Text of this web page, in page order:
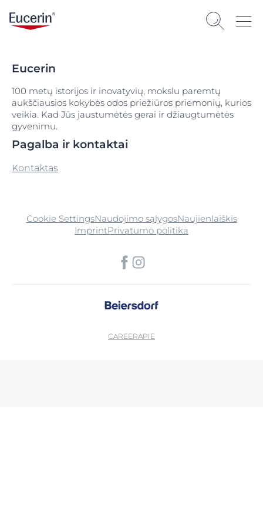
Eucerin
100 metų istorijos ir inovatyvių, mokslu paremtų
aukščiausios kokybės odos priežiūros priemonių, kurios
veikia. Kad Jūs jaustumėtės gerai ir džiaugtumėtės
gyvenimu.
Pagalba ir kontaktai
Kontaktas
Cookie SettingsNaudojimo sąlygosNaujienlaiškis
ImprintPrivatumo politika
CAREERAPIE